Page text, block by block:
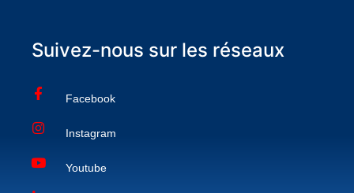
Suivez-nous sur les réseaux
Facebook
Instagram
Youtube